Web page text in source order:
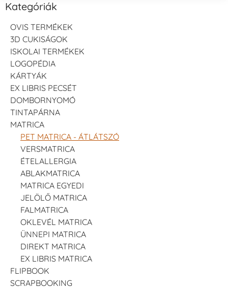
Kategóriák
OVIS TERMÉKEK
3D CUKISÁGOK
ISKOLAI TERMÉKEK
LOGOPÉDIA
KÁRTYÁK
EX LIBRIS PECSÉT
DOMBORNYOMÓ
TINTAPÁRNA
MATRICA
PET MATRICA - ÁTLÁTSZÓ
VERSMATRICA
ÉTELALLERGIA
ABLAKMATRICA
MATRICA EGYEDI
JELÖLŐ MATRICA
FALMATRICA
OKLEVÉL MATRICA
ÜNNEPI MATRICA
DIREKT MATRICA
EX LIBRIS MATRICA
FLIPBOOK
SCRAPBOOKING